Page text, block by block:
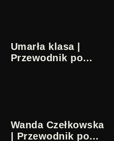
Umarła klasa |
Przewodnik po
Wanda Czełkowska
| Przewodnik po